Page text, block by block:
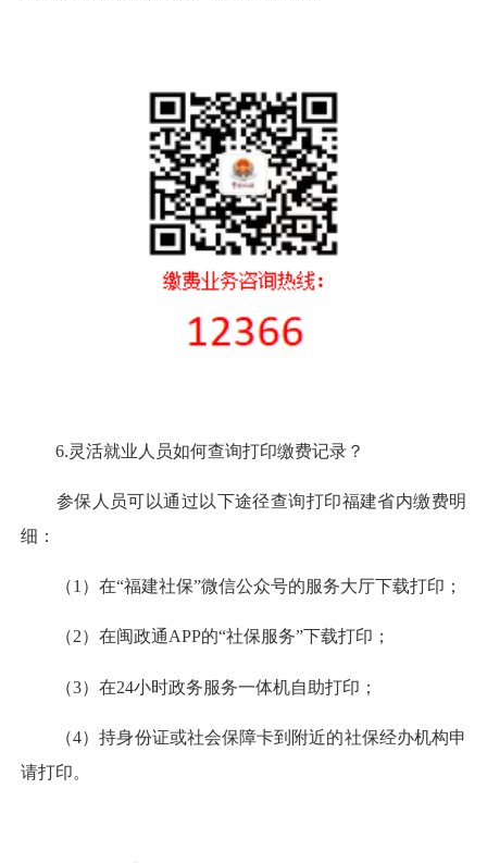
6.灵活就业人员如何查询打印缴费记录？
参保人员可以通过以下途径查询打印福建省内缴费明
细：
（1）在“福建社保”微信公众号的服务大厅下载打印；
（2）在闽政通APP的“社保服务”下载打印；
（3）在24小时政务服务一体机自助打印；
（4）持身份证或社会保障卡到附近的社保经办机构申
请打印。